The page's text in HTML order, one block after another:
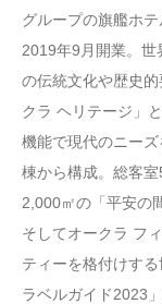
グループの旗艦ホ
2019年9月開業。世
の伝統文化や歴史
クラ ヘリテージ」
機能で現代のニー
棟から構成。総客
2,000㎡の「平安の
そしてオークラ フ
ティーを格付けす
ラベルガイド2023